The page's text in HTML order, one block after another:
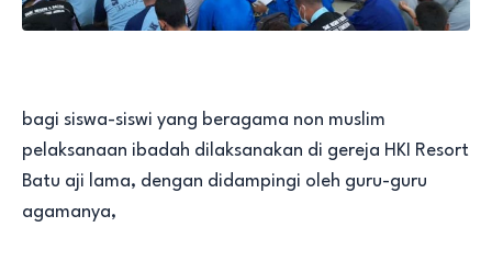
bagi siswa-siswi yang beragama non muslim
pelaksanaan ibadah dilaksanakan di gereja HKI Resort
Batu aji lama, dengan didampingi oleh guru-guru
agamanya,